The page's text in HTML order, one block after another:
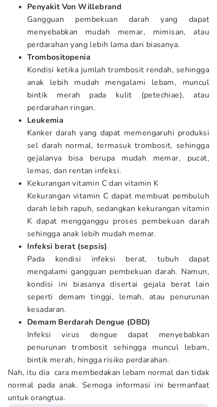
Penyakit Von Willebrand
Gangguan pembekuan darah yang dapat
menyebabkan mudah memar, mimisan, atau
perdarahan yang lebih lama dari biasanya.
Trombositopenia
Kondisi ketika jumlah trombosit rendah, sehingga
anak lebih mudah mengalami lebam, muncul
bintik merah pada kulit (petechiae), atau
perdarahan ringan.
Leukemia
Kanker darah yang dapat memengaruhi produksi
sel darah normal, termasuk trombosit, sehingga
gejalanya bisa berupa mudah memar, pucat,
lemas, dan rentan infeksi.
Kekurangan vitamin C dan vitamin K
Kekurangan vitamin C dapat membuat pembuluh
darah lebih rapuh, sedangkan kekurangan vitamin
K dapat mengganggu proses pembekuan darah
sehingga anak lebih mudah memar.
Infeksi berat (sepsis)
Pada kondisi infeksi berat, tubuh dapat
mengalami gangguan pembekuan darah. Namun,
kondisi ini biasanya disertai gejala berat lain
seperti demam tinggi, lemah, atau penurunan
kesadaran.
Demam Berdarah Dengue (DBD)
Infeksi virus dengue dapat menyebabkan
penurunan trombosit sehingga muncul lebam,
bintik merah, hingga risiko perdarahan.
Nah, itu dia cara membedakan lebam normal dan tidak
normal pada anak. Semoga informasi ini bermanfaat
untuk orangtua.